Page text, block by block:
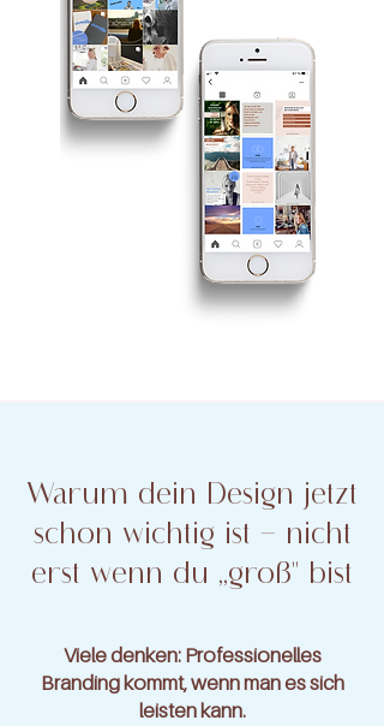
Warum dein Design jetzt
schon wichtig ist – nicht
erst wenn du „groß" bist
Viele denken: Professionelles
Branding kommt, wenn man es sich
leisten kann.